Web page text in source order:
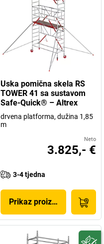
Uska pomična skela RS
TOWER 41 sa sustavom
Safe-Quick® – Altrex
drvena platforma, dužina 1,85
m
Neto
3.825,- €
3-4 tjedna
Prikaz proizvoda